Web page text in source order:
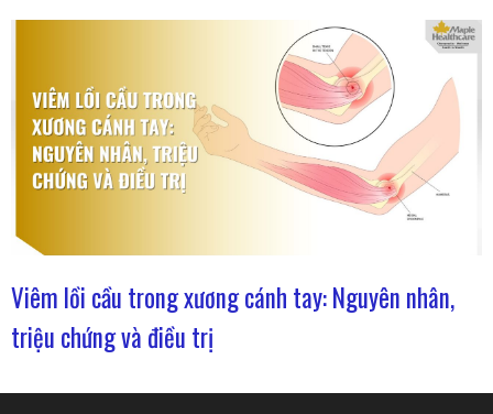
Viêm lồi cầu trong xương cánh tay: Nguyên nhân,
triệu chứng và điều trị